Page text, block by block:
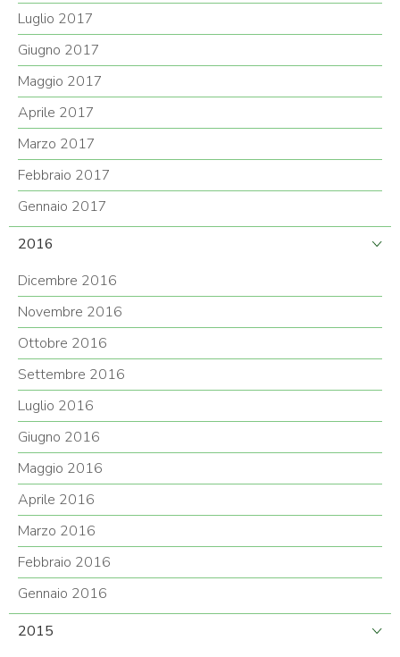
Luglio 2017
Giugno 2017
Maggio 2017
Aprile 2017
Marzo 2017
Febbraio 2017
Gennaio 2017
2016
Dicembre 2016
Novembre 2016
Ottobre 2016
Settembre 2016
Luglio 2016
Giugno 2016
Maggio 2016
Aprile 2016
Marzo 2016
Febbraio 2016
Gennaio 2016
2015